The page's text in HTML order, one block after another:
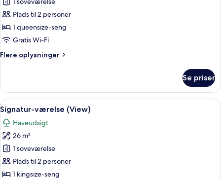
værelse
(Cove)
Plads til 2 personer
1 queensize-seng
Gratis Wi-Fi
Flere oplysninger
Flere
værelse
(Cove)
Se priser
Indlæs
alle
billeder
af
Signatur-
værelse
(View)
Et moderne soveværelse med seng,
4
Signatur-værelse (View)
Haveudsigt
26 m²
1 soveværelse
Plads til 2 personer
1 kingsize-seng